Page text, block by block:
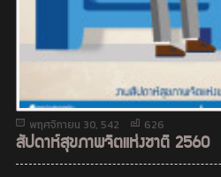
พฤศจิกายน 30, 542 626
สัปดาห์สุขภาพจิตแห่งชาติ 2560